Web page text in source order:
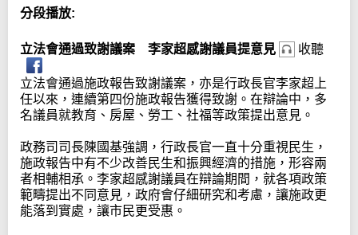
分段播放:
立法會通過致謝議案 李家超感謝議員提意見 收聽
立法會通過施政報告致謝議案，亦是行政長官李家超上
任以來，連續第四份施政報告獲得致謝。在辯論中，多
名議員就教育、房屋、勞工、社福等政策提出意見。
政務司司長陳國基強調，行政長官一直十分重視民生，
施政報告中有不少改善民生和振興經濟的措施，形容兩
者相輔相承。李家超感謝議員在辯論期間，就各項政策
範疇提出不同意見，政府會仔細研究和考慮，讓施政更
能落到實處，讓市民更受惠。